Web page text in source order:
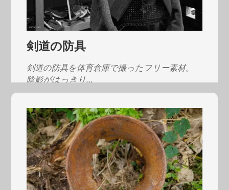
剣道の防具
剣道の防具を体育倉庫で撮ったフリー素材。
陰影がはっきり…